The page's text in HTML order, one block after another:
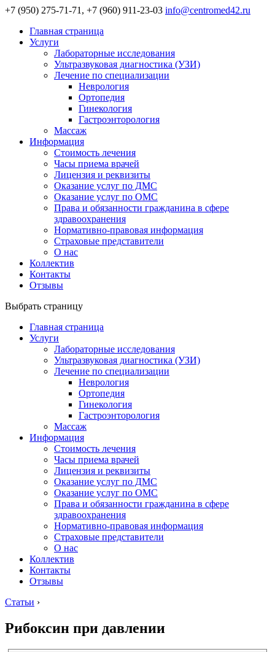
+7 (950) 275-71-71, +7 (960) 911-23-03 info@centromed42.ru
Главная страница
Услуги
Лабораторные исследования
Ультразвуковая диагностика (УЗИ)
Лечение по специализации
Неврология
Ортопедия
Гинекология
Гастроэнторология
Массаж
Информация
Стоимость лечения
Часы приема врачей
Лицензия и реквизиты
Оказание услуг по ДМС
Оказание услуг по ОМС
Права и обязанности гражданина в сфере
здравоохранения
Нормативно-правовая информация
Страховые представители
О нас
Коллектив
Контакты
Отзывы
Выбрать страницу
Главная страница
Услуги
Лабораторные исследования
Ультразвуковая диагностика (УЗИ)
Лечение по специализации
Неврология
Ортопедия
Гинекология
Гастроэнторология
Массаж
Информация
Стоимость лечения
Часы приема врачей
Лицензия и реквизиты
Оказание услуг по ДМС
Оказание услуг по ОМС
Права и обязанности гражданина в сфере
здравоохранения
Нормативно-правовая информация
Страховые представители
О нас
Коллектив
Контакты
Отзывы
Статьи ›
Рибоксин при давлении